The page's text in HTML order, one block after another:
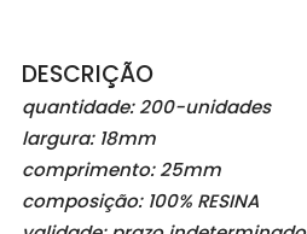
DESCRIÇÃO
quantidade: 200-unidades
largura: 18mm
comprimento: 25mm
composição: 100% RESINA